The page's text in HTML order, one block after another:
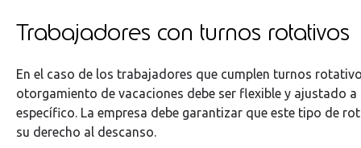
Trabajadores con turnos rotativos
En el caso de los trabajadores que cumplen turnos
otorgamiento de vacaciones debe ser flexible y ajustado
específico. La empresa debe garantizar que este tipo de
su derecho al descanso.